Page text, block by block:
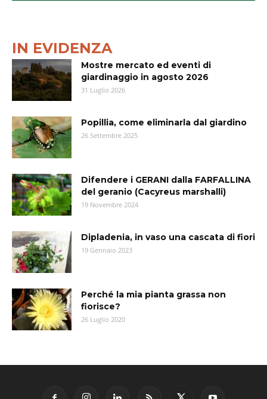
IN EVIDENZA
Mostre mercato ed eventi di
giardinaggio in agosto 2026
31 Luglio 2026
Popillia, come eliminarla dal giardino
26 Settembre 2025
Difendere i GERANI dalla FARFALLINA
del geranio (Cacyreus marshalli)
19 Novembre 2024
Dipladenia, in vaso una cascata di fiori
19 Gennaio 2023
Perché la mia pianta grassa non
fiorisce?
26 Luglio 2020